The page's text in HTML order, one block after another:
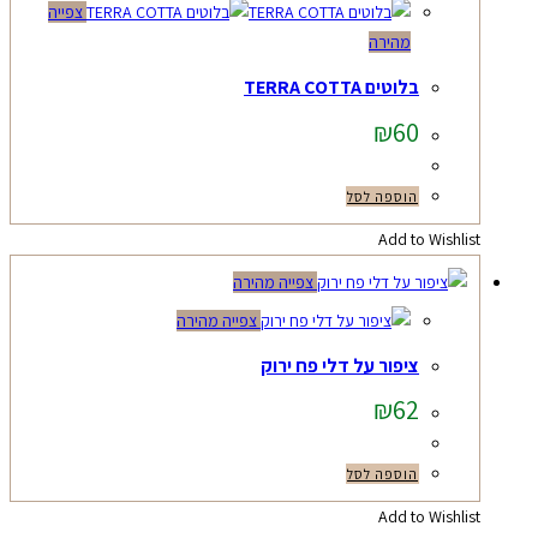
צפייה
מהירה
בלוטים TERRA COTTA
₪60
הוספה לסל
Add to Wishlist
צפייה מהירה
צפייה מהירה
ציפור על דלי פח ירוק
₪62
הוספה לסל
Add to Wishlist